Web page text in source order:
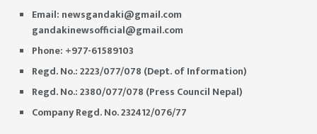
Email: newsgandaki@gmail.com
gandakinewsofficial@gmail.com
Phone: +977-61589103
Regd. No.: 2223/077/078 (Dept. of Information)
Regd. No.: 2380/077/078 (Press Council Nepal)
Company Regd. No. 232412/076/77